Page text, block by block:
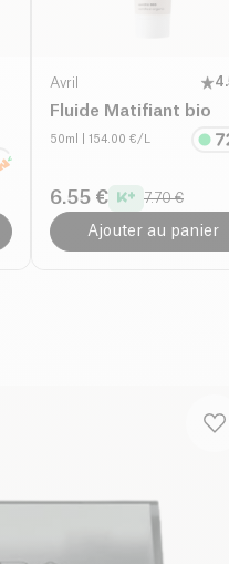
Avril
Fluide Matifiant bio
50ml | 154.00 €/L
6.55 € 7.70 €
Ajouter au panier